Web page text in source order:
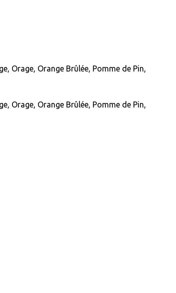
Orage, Orange Brûlée, Pomme de Pin,
Orage, Orange Brûlée, Pomme de Pin,